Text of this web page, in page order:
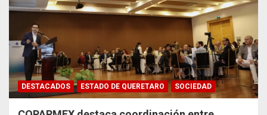
DESTACADOS ESTADO DE QUERETARO SOCIEDAD